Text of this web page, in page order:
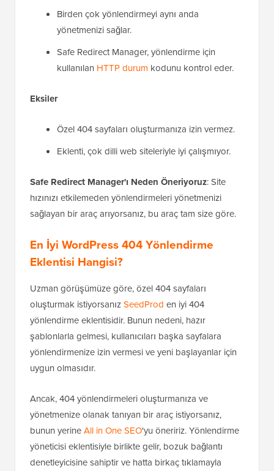
Birden çok yönlendirmeyi aynı anda
yönetmenizi sağlar.
Safe Redirect Manager, yönlendirme için
kullanılan HTTP durum kodunu kontrol eder.
Eksiler
Özel 404 sayfaları oluşturmanıza izin vermez.
Eklenti, çok dilli web siteleriyle iyi çalışmıyor.
Safe Redirect Manager'ı Neden Öneriyoruz: Site
hızınızı etkilemeden yönlendirmeleri yönetmenizi
sağlayan bir araç arıyorsanız, bu araç tam size göre.
En İyi WordPress 404 Yönlendirme
Eklentisi Hangisi?
Uzman görüşümüze göre, özel 404 sayfaları
oluşturmak istiyorsanızSeedProd en iyi 404
yönlendirme eklentisidir. Bunun nedeni, hazır
şablonlarla gelmesi, kullanıcıları başka sayfalara
yönlendirmenize izin vermesi ve yeni başlayanlar için
uygun olmasıdır.
Ancak, 404 yönlendirmeleri oluşturmanıza ve
yönetmenize olanak tanıyan bir araç istiyorsanız,
bunun yerineAll in One SEO'yu öneririz. Yönlendirme
yöneticisi eklentisiyle birlikte gelir, bozuk bağlantı
denetleyicisine sahiptir ve hatta birkaç tıklamayla